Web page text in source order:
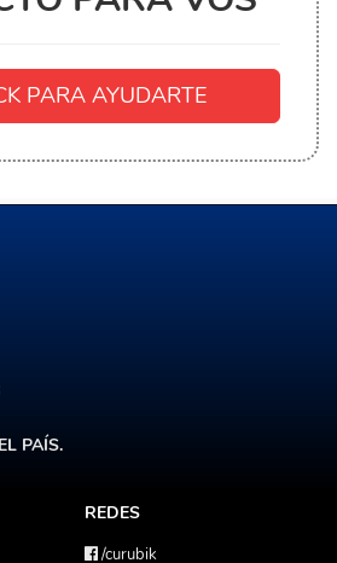
PARA AYUDARTE
PAÍS.
REDES
/curubik